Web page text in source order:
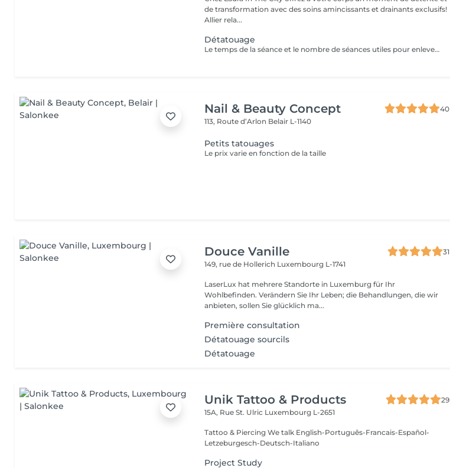
de transformation avec des soins amincissants et drainants exclusifs!
Allier rela...
Détatouage
Le temps de la séance et le nombre de séances utiles pour enlever le tatouage sont variables Le détatouage laser est une technique efficace qui fragmente les pigments d'encre sous la peau à l'aide de faisceaux de lumière, permettant ainsi au système immunitaire de les éliminer progressivement. Le processus nécessite généralement plusieurs séances, et son efficacité dépend de divers facteurs. Comment ça marche ? Le laser cible les particules d'encre et les chauffe pour les fragmenter en morceaux plus petits. Ces fragments sont ensuite naturellement évacués par le corps. Différents types de lasers, tels que le laser Picosure ou le laser Q-Switched, sont utilisés pour traiter efficacement différentes couleurs et profondeurs d'encre. Ce qu'il faut savoir Nombre de séances Le nombre de séances varie considérablement. Un tatouage amateur peut nécessiter 3 à 5 séances, tandis qu'un tatouage professionnel peut en exiger 4 à 12, voire plus, pour une disparition complète. Résultats progressifs L'éclaircissement de l'encre est visible après chaque séance, mais le tatouage complet s'estompe progressivement au fil du temps.
Nail & Beauty Concept
40
113, Route d’Arlon Belair L-1140
Petits tatouages
Le prix varie en fonction de la taille
Douce Vanille
31
149, rue de Hollerich Luxembourg L-1741
LaserLux hat mehrere Standorte in Luxemburg für Ihr
Wohlbefinden. Verändern Sie Ihr Leben; die Behandlungen, die wir
anbieten, sollen Sie glücklich ma...
Première consultation
Détatouage sourcils
Détatouage
Unik Tattoo & Products
29
15A, Rue St. Ulric Luxembourg L-2651
Tattoo & Piercing We talk English-Português-Francais-Español-
Letzeburgesch-Deutsch-Italiano
Project Study